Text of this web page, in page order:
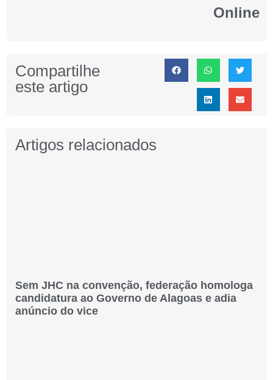
Online
Compartilhe
este artigo
Artigos relacionados
Sem JHC na convenção, federação homologa
candidatura ao Governo de Alagoas e adia
anúncio do vice